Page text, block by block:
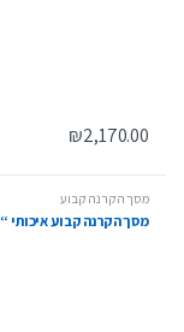
₪2,170.00
מסך הקרנה קבוע
מסך הקרנה קבוע איכותי “106 BSM